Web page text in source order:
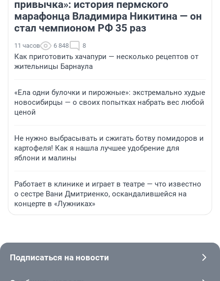
привычка»: история пермского
марафонца Владимира Никитина — он
стал чемпионом РФ 35 раз
11 часов 6 848 8
Как приготовить хачапури — несколько рецептов от
жительницы Барнаула
«Ела одни булочки и пирожные»: экстремально худые
новосибирцы — о своих попытках набрать вес любой
ценой
Не нужно выбрасывать и сжигать ботву помидоров и
картофеля! Как я нашла лучшее удобрение для
яблони и малины
Работает в клинике и играет в театре — что известно
о сестре Вани Дмитриенко, оскандалившейся на
концерте в «Лужниках»
Подписаться на новости